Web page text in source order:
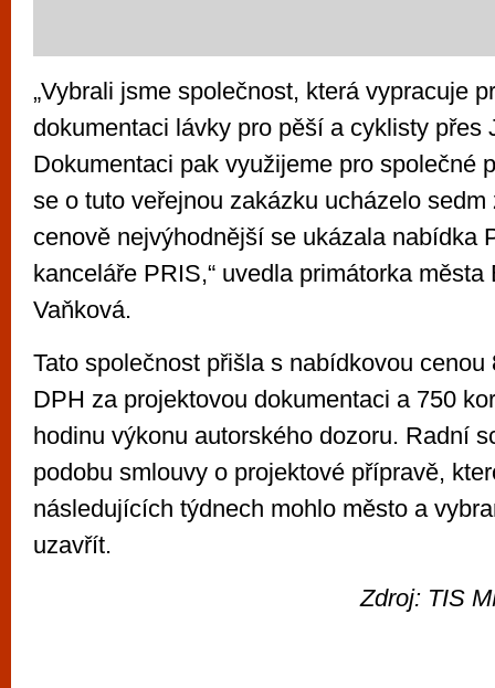
„Vybrali jsme společnost, která vypracuje
dokumentaci lávky pro pěší a cyklisty přes
Dokumentaci pak využijeme pro společné
se o tuto veřejnou zakázku ucházelo sedm
cenově nejvýhodnější se ukázala nabídka
kanceláře PRIS,“ uvedla primátorka města
Vaňková.
Tato společnost přišla s nabídkovou cenou
DPH za projektovou dokumentaci a 750
hodinu výkonu autorského dozoru. Radní
podobu smlouvy o projektové přípravě,
následujících týdnech mohlo město a
uzavřít.
Zdroj: TIS